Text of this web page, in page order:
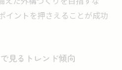
イントを押さえることが成功
見るトレンド傾向